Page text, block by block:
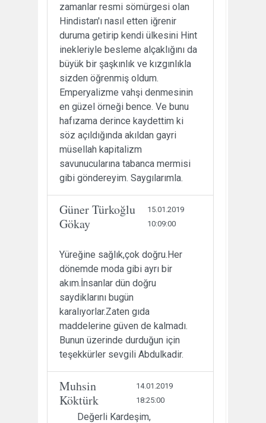
zamanlar resmi sömürgesi olan
Hindistan'ı nasıl etten iğrenir
duruma getirip kendi ülkesini Hint
inekleriyle besleme alçaklığını da
büyük bir şaşkınlık ve kızgınlıkla
sizden öğrenmiş oldum.
Emperyalizme vahşi denmesinin
en güzel örneği bence. Ve bunu
hafızama derince kaydettim ki
söz açıldığında akıldan gayri
müsellah kapitalizm
savunucularına tabanca mermisi
gibi göndereyim. Saygılarımla.
Güner Türkoğlu
Gökay
15.01.2019
10:09:00
Yüreğine sağlık,çok doğru.Her
dönemde moda gibi ayrı bir
akım.İnsanlar dün doğru
saydiklarını bugün
karalıyorlar.Zaten gıda
maddelerine güven de kalmadı.
Bunun üzerinde durduğun için
teşekkürler sevgili Abdulkadir.
Muhsin
Köktürk
14.01.2019
18:25:00
Değerli Kardeşim,